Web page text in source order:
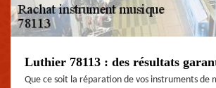
Luthier 78113 : des résultats
Que ce soit la réparation de vos instruments de